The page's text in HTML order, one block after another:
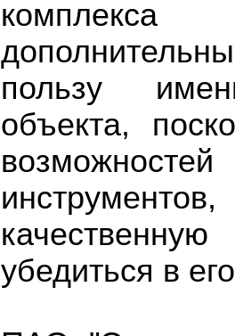
комплекса
пользу
объекта,
убедиться в